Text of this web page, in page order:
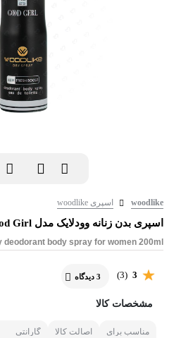
woodlike اسپری woodlike
اسپری بدن زنانه وودلایک مدل Good Girl حجم 200 میلی لیتر
body spray for women 200ml
3
(3) 3 دیدگاه
مشخصات کالا
مناسب برای
اصالت کالا
گارانتی